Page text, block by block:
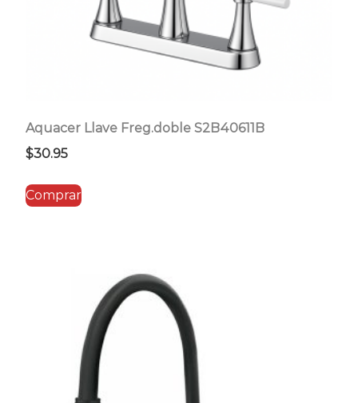
Aquacer Llave Freg.doble S2B40611B
$30.95
Comprar